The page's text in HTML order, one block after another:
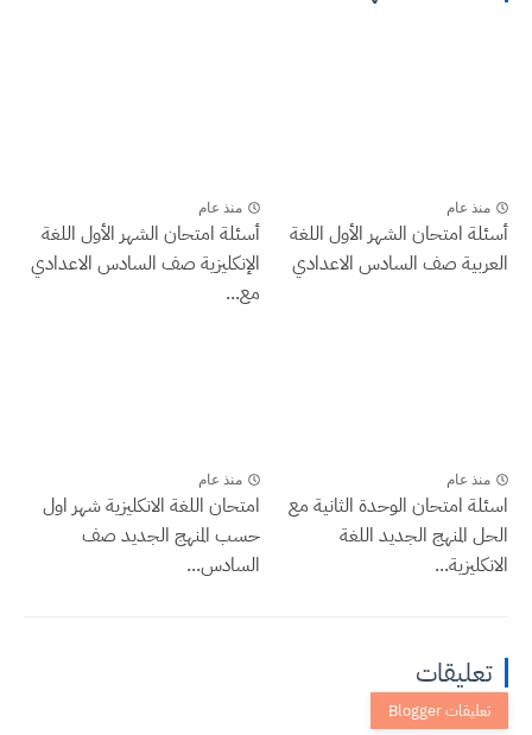
منذ عام
أسئلة امتحان الشهر الأول اللغة
العربية صف السادس الاعدادي
منذ عام
أسئلة امتحان الشهر الأول اللغة
الإنكليزية صف السادس الاعدادي
مع...
منذ عام
اسئلة امتحان الوحدة الثانية مع
الحل المنهج الجديد اللغة
الانكليزية...
منذ عام
امتحان اللغة الانكليزية شهر اول
حسب المنهج الجديد صف
السادس...
تعليقات